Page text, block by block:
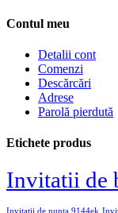
Contul meu
Detalii cont
Comenzi
Descărcări
Adrese
Parolă pierdută
Etichete produs
Invitatii de